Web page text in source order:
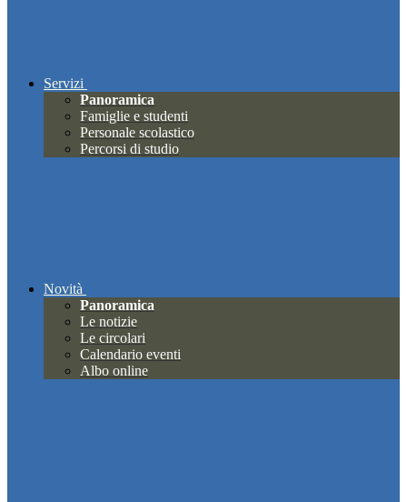
Servizi
Panoramica
Famiglie e studenti
Personale scolastico
Percorsi di studio
Novità
Panoramica
Le notizie
Le circolari
Calendario eventi
Albo online